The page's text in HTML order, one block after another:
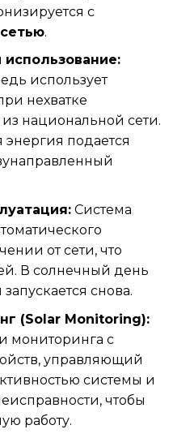
с
.
использует
нехватке
национальной сети.
энергия подается
Система
от сети, что
В солнечный день
снова.
(Solar Monitoring):
мониторинга с
управляющий
системы и
чтобы
работу.